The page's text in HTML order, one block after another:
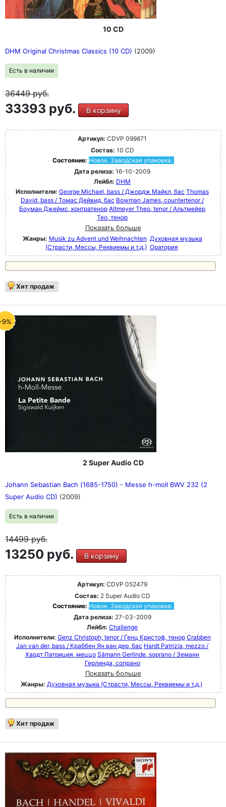
10 CD
DHM Original Christmas Classics (10 CD) (2009)
Есть в наличии
36449руб.
33393 руб. В корзину
Артикул: CDVP 099871
Состав: 10 CD
Состояние: Новое. Заводская упаковка.
Дата релиза: 16-10-2009
Лейбл: DHM
Исполнители: George Michael, bass / Джордж Майкл, бас Thomas
David, bass / Томас Дейвид, бас Bowman James, countertenor /
Боуман Джеймс, контратенор Altmeyer Theo, tenor / Альтмейер
Тео, тенор
Показать больше
Жанры: Musik zu Advent und Weihnachten Духовная музыка
(Страсти, Мессы, Реквиемы и т.д.) Оратория
Хит продаж
9%
2 Super Audio CD
Johann Sebastian Bach (1685-1750) - Messe h-moll BWV 232 (2
Super Audio CD) (2009)
Есть в наличии
14499руб.
13250 руб. В корзину
Артикул: CDVP 052479
Состав: 2 Super Audio CD
Состояние: Новое. Заводская упаковка.
Дата релиза: 27-03-2009
Лейбл: Challenge
Исполнители: Genz Christoph, tenor / Генц Кристоф, тенор Crabben
Jan van der, bass / Краббен Ян ван дер, бас Hardt Patrizia, mezzo /
Хардт Патриция, меццо Sämann Gerlinde, soprano / Земанн
Герлинда, сопрано
Показать больше
Жанры: Духовная музыка (Страсти, Мессы, Реквиемы и т.д.)
Хит продаж